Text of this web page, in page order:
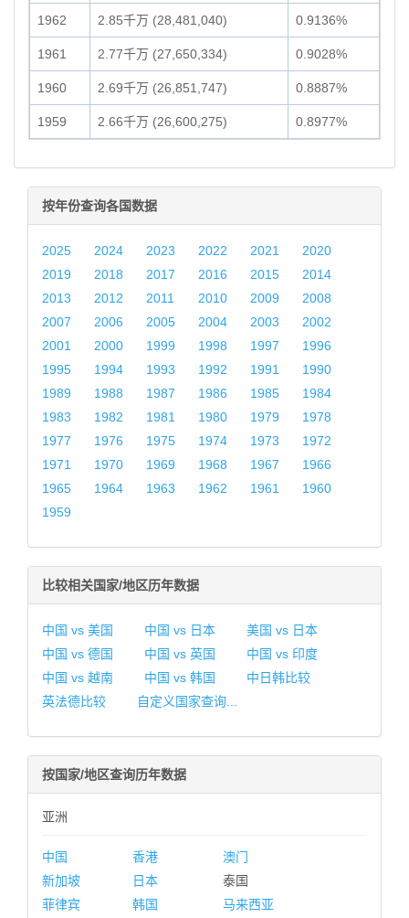
1962 2.85千万 (28,481,040) 0.9136%
1961 2.77千万 (27,650,334) 0.9028%
1960 2.69千万 (26,851,747) 0.8887%
1959 2.66千万 (26,600,275) 0.8977%
按年份查询各国数据
2025 2024 2023 2022 2021
2020
2019
2018 2017 2016 2015
2014
2013
2012 2011 2010 2009
2008
2007
2006 2005 2004 2003
2002
2001
2000 1999 1998 1997
1996
1995
1994 1993 1992 1991
1990
1989
1988 1987 1986 1985
1984
1983
1982 1981 1980 1979
1978
1977
1976 1975 1974 1973
1972
1971
1970 1969 1968 1967
1966
1965
1964 1963 1962 1961
1960
1959
比较相关国家/地区历年数据
中国 vs 美国 中国 vs 日本
美国 vs 日本
中国 vs 德国
中国 vs 英国
中国 vs 印度
中国 vs 越南
中国 vs 韩国
中日韩比较
英法德比较
自定义国家查询...
按国家/地区查询历年数据
亚洲
中国 香港
澳门
新加坡
日本
泰国
菲律宾
韩国
马来西亚